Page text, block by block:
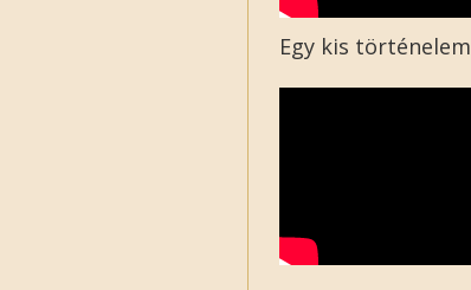
Egy kis történelem